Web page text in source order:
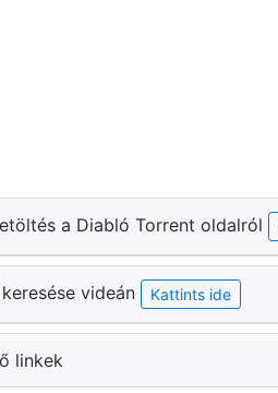
a Diabló Torrent oldalról
videán Kattints ide
linkek